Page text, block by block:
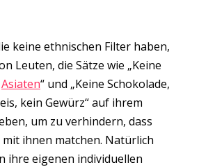
keine ethnischen Filter haben,
Leuten, die Sätze wie „Keine
Asiaten“ und „Keine Schokolade,
kein Gewürz“ auf ihrem
um zu verhindern, dass
mit ihnen matchen. Natürlich
ihre eigenen individuellen